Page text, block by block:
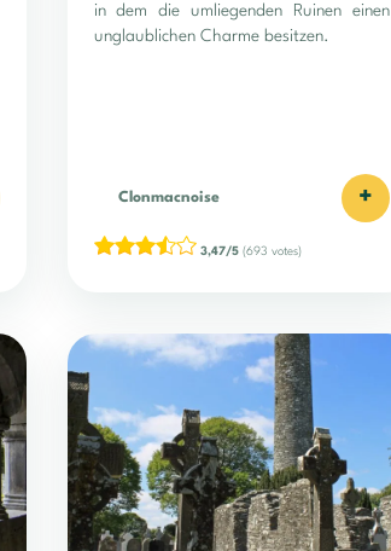
in dem die umliegenden Ruinen einen
unglaublichen Charme besitzen.
Clonmacnoise +
3,47/5(693 votes)